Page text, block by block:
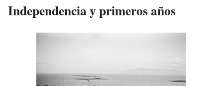
Independencia y primeros años